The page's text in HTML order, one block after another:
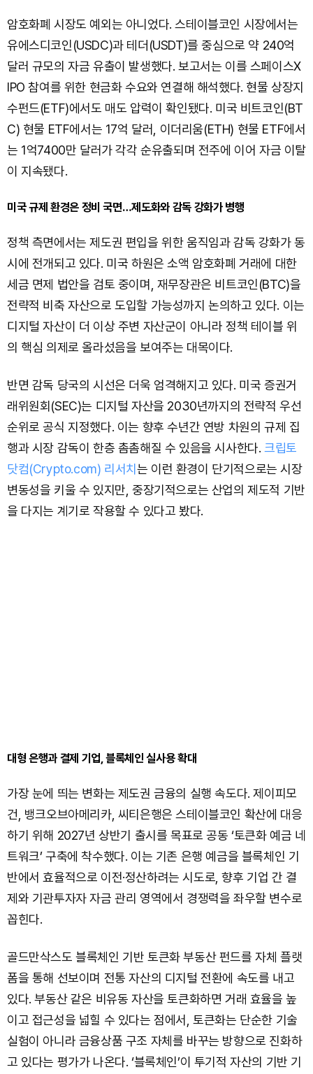
암호화폐 시장도 예외는 아니었다. 스테이블코인 시장에서는
유에스디코인(USDC)과 테더(USDT)를 중심으로 약 240억
달러 규모의 자금 유출이 발생했다. 보고서는 이를 스페이스X
IPO 참여를 위한 현금화 수요와 연결해 해석했다. 현물 상장지
수펀드(ETF)에서도 매도 압력이 확인됐다. 미국 비트코인(BT
C) 현물 ETF에서는 17억 달러, 이더리움(ETH) 현물 ETF에서
는 1억7400만 달러가 각각 순유출되며 전주에 이어 자금 이탈
이 지속됐다.
미국 규제 환경은 정비 국면…제도화와 감독 강화가 병행
정책 측면에서는 제도권 편입을 위한 움직임과 감독 강화가 동
시에 전개되고 있다. 미국 하원은 소액 암호화폐 거래에 대한
세금 면제 법안을 검토 중이며, 재무장관은 비트코인(BTC)을
전략적 비축 자산으로 도입할 가능성까지 논의하고 있다. 이는
디지털 자산이 더 이상 주변 자산군이 아니라 정책 테이블 위
의 핵심 의제로 올라섰음을 보여주는 대목이다.
반면 감독 당국의 시선은 더욱 엄격해지고 있다. 미국 증권거
래위원회(SEC)는 디지털 자산을 2030년까지의 전략적 우선
순위로 공식 지정했다. 이는 향후 수년간 연방 차원의 규제 집
행과 시장 감독이 한층 촘촘해질 수 있음을 시사한다.크립토
닷컴(Crypto.com) 리서치 는 이런 환경이 단기적으로는 시장
변동성을 키울 수 있지만, 중장기적으로는 산업의 제도적 기반
을 다지는 계기로 작용할 수 있다고 봤다.
대형 은행과 결제 기업, 블록체인 실사용 확대
가장 눈에 띄는 변화는 제도권 금융의 실행 속도다. 제이피모
건, 뱅크오브아메리카, 씨티은행은 스테이블코인 확산에 대응
하기 위해 2027년 상반기 출시를 목표로 공동 ‘토큰화 예금 네
트워크’ 구축에 착수했다. 이는 기존 은행 예금을 블록체인 기
반에서 효율적으로 이전·정산하려는 시도로, 향후 기업 간 결
제와 기관투자자 자금 관리 영역에서 경쟁력을 좌우할 변수로
꼽힌다.
골드만삭스도 블록체인 기반 토큰화 부동산 펀드를 자체 플랫
폼을 통해 선보이며 전통 자산의 디지털 전환에 속도를 내고
있다. 부동산 같은 비유동 자산을 토큰화하면 거래 효율을 높
이고 접근성을 넓힐 수 있다는 점에서, 토큰화는 단순한 기술
실험이 아니라 금융상품 구조 자체를 바꾸는 방향으로 진화하
고 있다는 평가가 나온다. ‘블록체인’이 투기적 자산의 기반 기